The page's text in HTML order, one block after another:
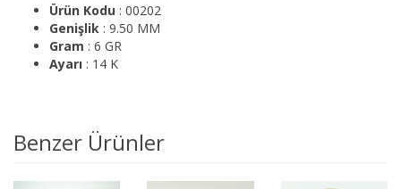
Ürün Kodu : 00202
Genişlik : 9.50 MM
Gram : 6 GR
Ayarı : 14 K
Benzer Ürünler